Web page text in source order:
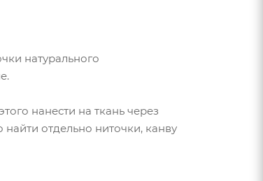
натурального
нанести на ткань через
отдельно ниточки, канву